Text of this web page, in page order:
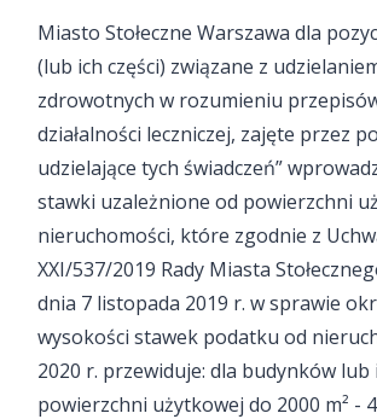
Miasto Stołeczne Warszawa dla
(lub ich części) związane z
zdrowotnych w rozumieniu
działalności leczniczej, zajęte przez
udzielające tych świadczeń”
stawki uzależnione od powierzchni
nieruchomości, które zgodnie z
XXI/537/2019 Rady Miasta
dnia 7 listopada 2019 r. w sprawie
wysokości stawek podatku od
2020 r. przewiduje: dla budynków lub
powierzchni użytkowej do 2000 m² -